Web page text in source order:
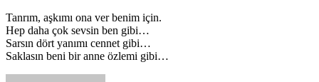
Tanrım, aşkımı ona ver benim için.
Hep daha çok sevsin ben gibi…
Sarsın dört yanımı cennet gibi…
Saklasın beni bir anne özlemi gibi…